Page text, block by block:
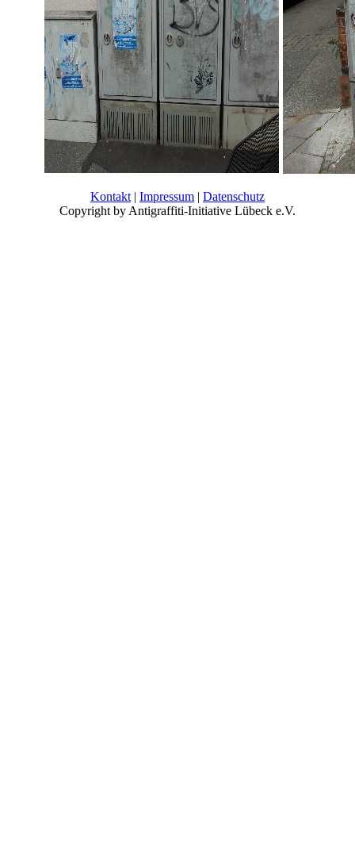
Kontakt | Impressum | Datenschutz
Copyright by Antigraffiti-Initiative Lübeck e.V.